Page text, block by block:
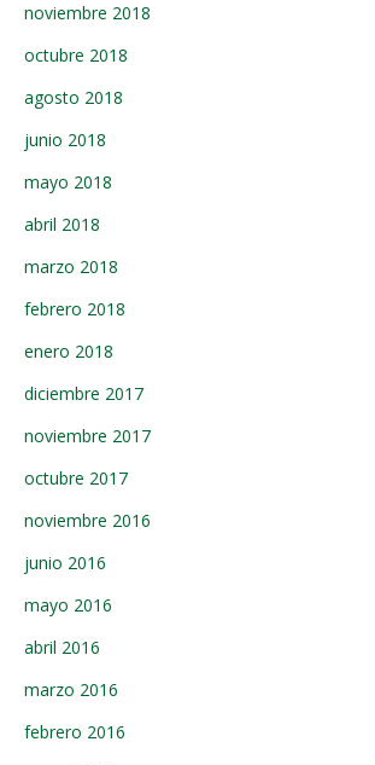
noviembre 2018
octubre 2018
agosto 2018
junio 2018
mayo 2018
abril 2018
marzo 2018
febrero 2018
enero 2018
diciembre 2017
noviembre 2017
octubre 2017
noviembre 2016
junio 2016
mayo 2016
abril 2016
marzo 2016
febrero 2016